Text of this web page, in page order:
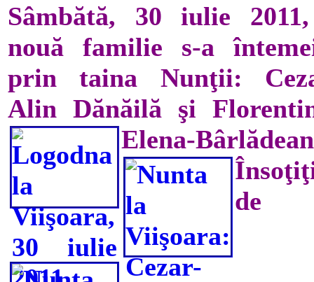
Sâmbătă, 30 iulie
nouă familie s-a
prin taina Nunţii:
Alin Dănăilă şi
Elena-
de